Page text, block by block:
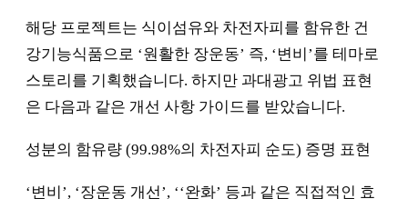
해당 프로젝트는 식이섬유와 차전자피를 함유한 건
강기능식품으로 ‘원활한 장운동’ 즉, ‘변비’를 테마로
스토리를 기획했습니다. 하지만 과대광고 위법 표현
은 다음과 같은 개선 사항 가이드를 받았습니다.
성분의 함유량 (99.98%의 차전자피 순도) 증명 표현
‘변비’, ‘장운동 개선’, ‘‘완화’ 등과 같은 직접적인 효